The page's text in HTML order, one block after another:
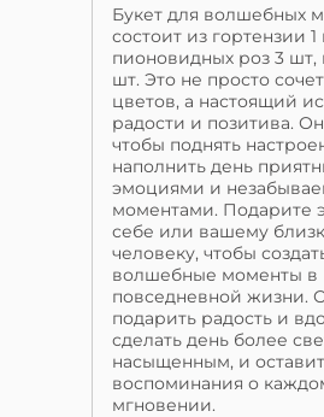
Букет для волшебных
состоит из гортензии 1
пионовидных роз 3 шт,
шт. Это не просто
цветов, а настоящий
радости и позитива.
чтобы поднять
наполнить день
эмоциями и
моментами. Подарите
себе или вашему
человеку, чтобы
волшебные моменты в
повседневной жизни.
подарить радость и
сделать день более
насыщенным, и
воспоминания о
мгновении.